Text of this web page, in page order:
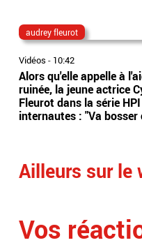
audrey fleurot
Vidéos - 10:42
Alors qu'elle appelle à
ruinée, la jeune actrice
Fleurot dans la série
internautes : "Va bosser
Ailleurs sur le
Vos